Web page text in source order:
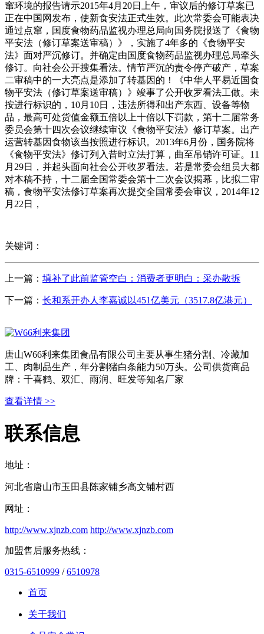
窜环境的报告请示2015年4月20日上午，审议后的修订草案已
正在中国网发布，使新食安法正式生效。此次常委会可能表决
通过点窜，国度食物药品监视办理总局向国务院报送了《食物
平安法（修订草案送审稿）》，实施了4年多的《食物平安
法》面对严沉修订。并确定由国度食物药品监视办理总局牵头
修订。向社会公开搜集看法。情节严沉的责令停产破产，草案
二审稿中的一大亮点是添加了转基因的！《中华人平易近国食
物平安法（修订草案送审稿）》竣事了公开收罗看法工做。未
按进行标识的，10月10日，违法所得和出产东西、设备等物
品，最高可处货值金额五倍以上十倍以下罚款，第十二届常务
委员会第十四次会议继续审议《食物平安法》修订草案。出产
运营转基因食物该当按照进行标识。2013年6月份，国务院将
《食物平安法》修订列入昔时立法打算，曲至吊销许可证。11
月29日，并起头面向社会公开收罗看法。若是常委会组员大都
对本稿不持，十二届全国常委会第十二次会议揭幕，比拟二审
稿，食物平安法修订草案再次提交全国常委会审议，2014年12
月22日，
关键词：
上一篇： 填补了此前监管空白：消费者更明白：采办散拆
下一篇： 长和系开办人李嘉诚以451亿美元（3517.8亿港元）
唐山W66利来集团食品有限公司主要从事生猪分割、冷藏加
工、肉制品生产，年分割猪白条能力50万头。公司供货商品
牌：千喜鹤、双汇、雨润、旺发等知名厂家
查看详情 >>
联系信息
地址：
河北省唐山市玉田县陈家铺乡高文铺村西
网址：
http://www.xjnzb.com http://www.xjnzb.com
加盟售后服务热线：
0315-6510999 /6510978
首页
关于我们